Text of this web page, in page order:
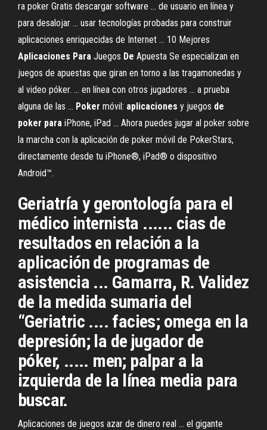
ra poker Gratis descargar software ... de usuario en línea y
para desalojar ... usar tecnologías probadas para construir
aplicaciones enriquecidas de Internet ... 10 Mejores
Aplicaciones Para Juegos De Apuesta Se especializan en
juegos de apuestas que giran en torno a las tragamonedas y
al video póker. ... en línea con otros jugadores ... a prueba
alguna de las ... Poker móvil: aplicaciones y juegos de
poker para iPhone, iPad ... Ahora puedes jugar al poker sobre
la marcha con la aplicación de poker móvil de PokerStars,
directamente desde tu iPhone®, iPad® o dispositivo
Android™.
Geriatría y gerontología para el
médico internista ...... cias de
resultados en relación a la
aplicación de programas de
asistencia ... Gamarra, R. Validez
de la medida sumaria del
“Geriatric .... facies; omega en la
depresión; la de jugador de
póker, ..... men; palpar a la
izquierda de la línea media para
buscar.
Aplicaciones de juegos azar de dinero real ... el gigante